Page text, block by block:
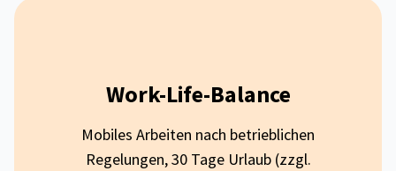
Work-Life-Balance
Mobiles Arbeiten nach betrieblichen
Regelungen, 30 Tage Urlaub (zzgl.